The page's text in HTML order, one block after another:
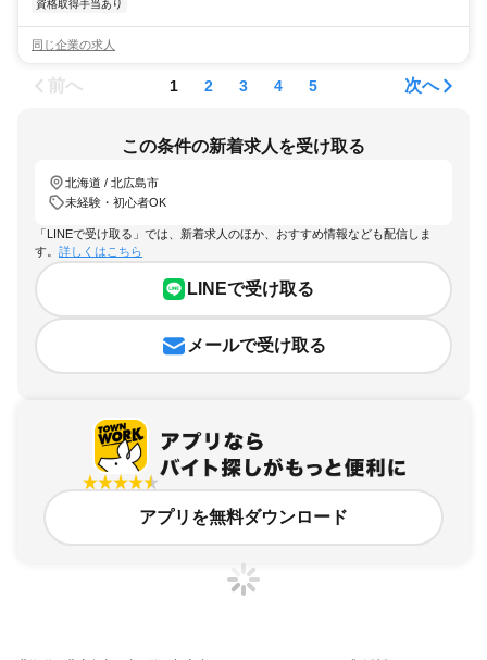
資格取得手当あり
同じ企業の求人
前へ 1 2 3 4 5 次へ
この条件の新着求人を受け取る
北海道 / 北広島市
未経験・初心者OK
「LINEで受け取る」では、新着求人のほか、おすすめ情報なども配信しま
す。 詳しくはこちら
LINEで受け取る
メールで受け取る
アプリを無料ダウンロード